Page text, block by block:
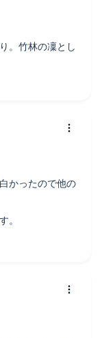
。竹林の凜とし
かったので他の
。